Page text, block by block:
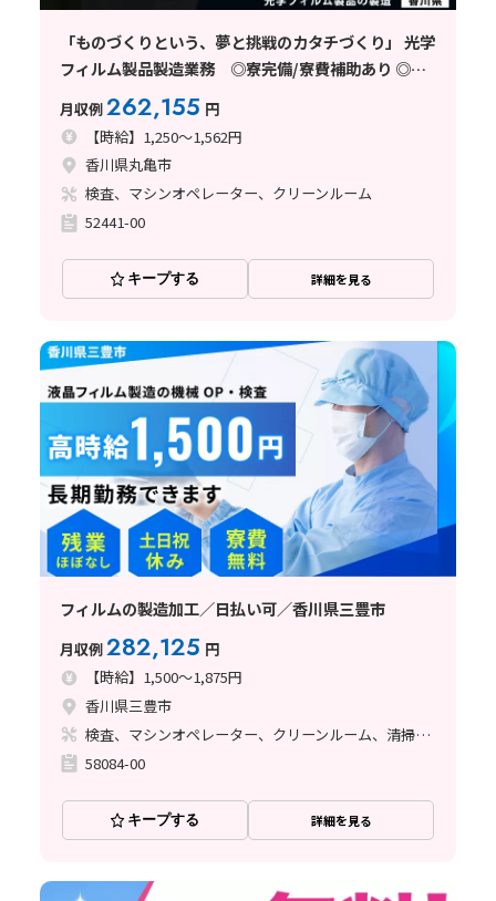
「ものづくりという、夢と挑戦のカタチづくり」 光学
フィルム製品製造業務 ◎寮完備/寮費補助あり ◎未
経験歓迎 ◎駅チカ 《香川県丸亀市》
月収例262,155 円
【時給】1,250～1,562円
香川県丸亀市
検査、マシンオペレーター、クリーンルーム
52441-00
キープする 詳細を見る
フィルムの製造加工／日払い可／香川県三豊市
月収例282,125 円
【時給】1,500～1,875円
香川県三豊市
検査、マシンオペレーター、クリーンルーム、清掃・洗浄、フォークリフト、立ち作業
58084-00
キープする 詳細を見る